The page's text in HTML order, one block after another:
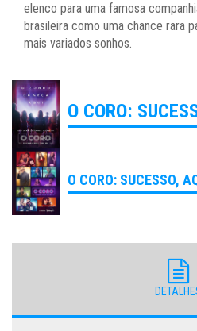
elenco para uma famosa
brasileira como uma chance rara
mais variados sonhos.
O CORO:
O CORO: SUCESSO,